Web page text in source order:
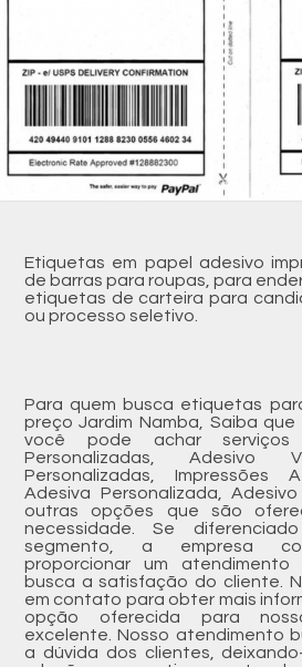
Etiquetas em papel adesivo
de barras para roupas, para
etiquetas de carteira para
ou processo seletivo.
Para quem busca etiquetas
preço Jardim Namba, Saiba
você pode achar serviços
Personalizadas,
Personalizadas, Impressões
Adesiva Personalizada,
outras opções que são
necessidade. Se
segmento, a empresa
proporcionar um
busca a satisfação do cliente.
em contato para obter mais
opção oferecida para
excelente. Nosso atendimento
a dúvida dos clientes,